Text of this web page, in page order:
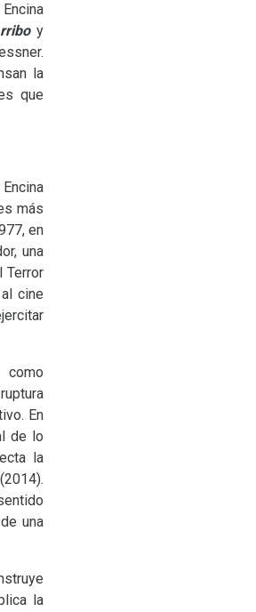
y
la
que
más
en
una
Terror
cine
como
En
de lo
la
una
la